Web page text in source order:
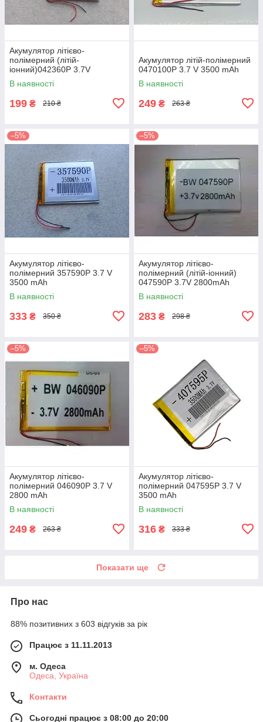
Акумулятор літієво-
полімерний (літій-
іонний)042360P 3.7V
1000mAh
В наявності
199 ₴ 210 ₴
Акумулятор літій-полімерний
0470100P 3.7 V 3500 mAh
В наявності
249 ₴ 263 ₴
–5%
Акумулятор літієво-
полімерний 357590P 3.7 V
3500 mAh
В наявності
333 ₴ 350 ₴
–5%
Акумулятор літієво-
полімерний (літій-іонний)
047590P 3.7V 2800mAh
В наявності
283 ₴ 298 ₴
–5%
Акумулятор літієво-
полімерний 046090P 3.7 V
2800 mAh
В наявності
249 ₴ 263 ₴
–5%
Акумулятор літієво-
полімерний 047595P 3.7 V
3500 mAh
В наявності
316 ₴ 333 ₴
Показати ще
Про нас
88% позитивних з 603 відгуків за рік
Працює з 11.11.2013
м. Одеса
Одеса, Україна
Контакти
Сьогодні працює з 08:00 до 20:00